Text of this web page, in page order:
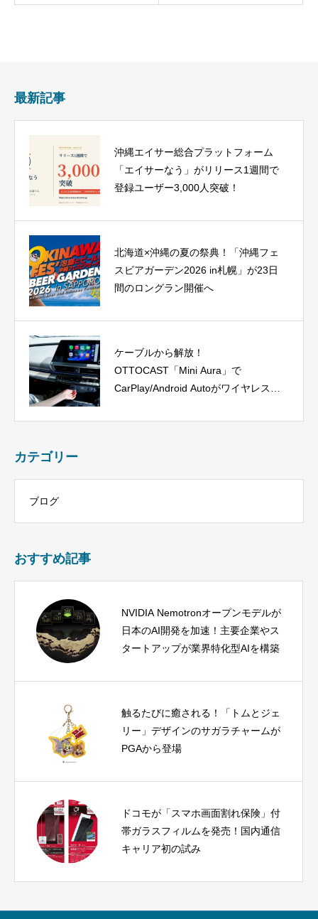
最新記事
沖縄エイサー総合プラットフォーム
「エイサーなう」がリリース1週間で
登録ユーザー3,000人突破！
北海道×沖縄の夏の祭典！「沖縄フェ
スビアガーデン2026 in札幌」が23日
間のロングラン開催へ
ケーブルから解放！
OTTOCAST「Mini Aura」で
CarPlay/Android Autoがワイヤレス
カテゴリー
ブログ
おすすめ記事
NVIDIA Nemotronオープンモデルが
日本のAI開発を加速！主要企業やス
タートアップが業界特化型AIを構築
触るたびに癒される！「トムとジェ
リー」デザインのサガラチャームが
PGAから登場
ドコモが「スマホ画面割れ保険」付
帯ガラスフィルムを発売！国内通信
キャリア初の試み